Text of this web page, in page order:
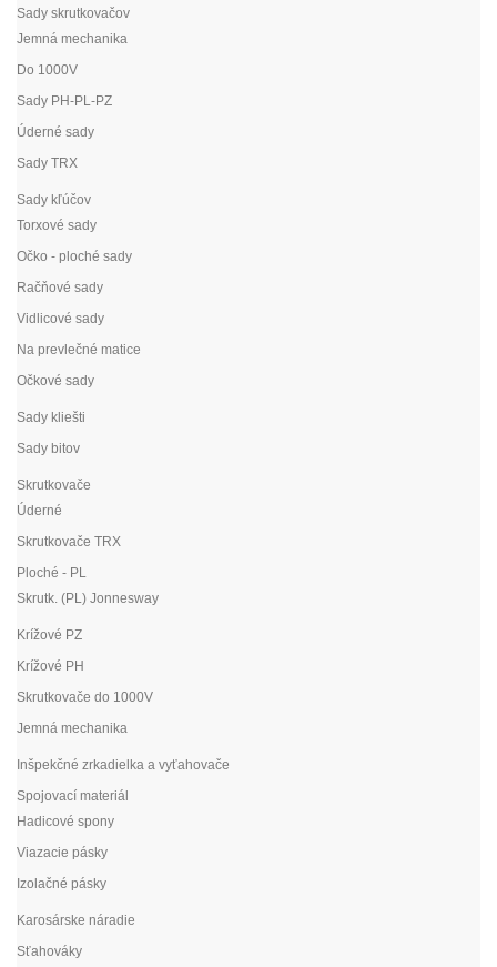
Sady skrutkovačov
Jemná mechanika
Do 1000V
Sady PH-PL-PZ
Úderné sady
Sady TRX
Sady kľúčov
Torxové sady
Očko - ploché sady
Račňové sady
Vidlicové sady
Na prevlečné matice
Očkové sady
Sady kliešti
Sady bitov
Skrutkovače
Úderné
Skrutkovače TRX
Ploché - PL
Skrutk. (PL) Jonnesway
Krížové PZ
Krížové PH
Skrutkovače do 1000V
Jemná mechanika
Inšpekčné zrkadielka a vyťahovače
Spojovací materiál
Hadicové spony
Viazacie pásky
Izolačné pásky
Karosárske náradie
Sťahováky